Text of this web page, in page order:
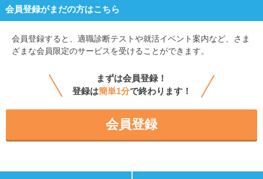
会員登録がまだの方はこちら
会員登録すると、 適職診断テストや就活イベント案内など、さま
ざまな会員限定のサービスを受けることができます。
まずは会員登録！
登録は簡単1分で終わります！
会員登録